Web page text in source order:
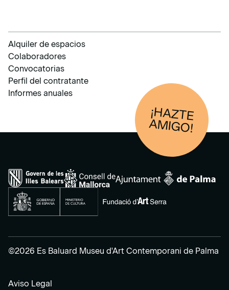
Alquiler de espacios
Colaboradores
Convocatorias
Perfil del contratante
Informes anuales
¡HAZTE
AM
IGO!
©2026 Es Baluard Museu d'Art Contemporani de Palma
Aviso Legal